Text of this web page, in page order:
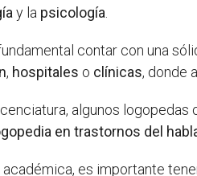
y la psicología
contar con una
, hospitales o clínicas, donde
algunos logopedas
en trastornos del
es importante